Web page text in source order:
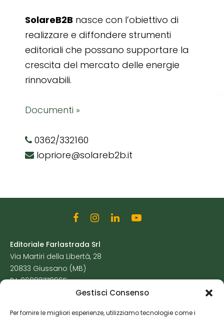
Gestisci Consenso
Per fornire le migliori esperienze, utilizziamo tecnologie come i
SolareB2B nasce con l’obiettivo di
realizzare e diffondere strumenti
editoriali che possano supportare la
crescita del mercato delle energie
rinnovabili.
Documenti »
0362/332160
lopriore@solareb2b.it
Editoriale Farlastrada Srl
Via Martiri della Libertà, 28
20833 Giussano (MB)
P.I. 06982770965